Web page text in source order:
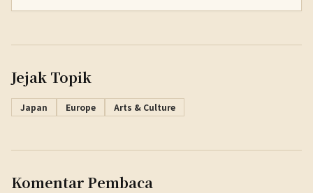
Jejak Topik
Japan Europe Arts & Culture
Komentar Pembaca